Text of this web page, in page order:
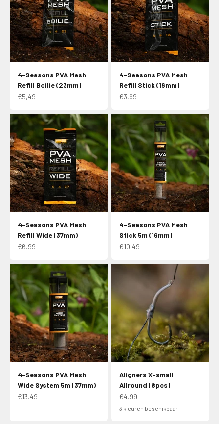
4-Seasons PVA Mesh
Refill Boilie (23mm)
Aanbiedingsprijs
€5,49
4-Seasons PVA Mesh
Refill Stick (16mm)
Aanbiedingsprijs
€3,99
4-Seasons PVA Mesh
Refill Wide (37mm)
Aanbiedingsprijs
€6,99
4-Seasons PVA Mesh
Stick 5m (16mm)
Aanbiedingsprijs
€10,49
4-Seasons PVA Mesh
Wide System 5m (37mm)
Aanbiedingsprijs
€13,49
Aligners X-small
Allround (8pcs)
Aanbiedingsprijs
€4,99
3 kleuren beschikbaar